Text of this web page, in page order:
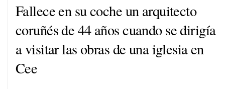
Fallece en su coche un arquitecto
coruñés de 44 años cuando se dirigía
a visitar las obras de una iglesia en
Cee